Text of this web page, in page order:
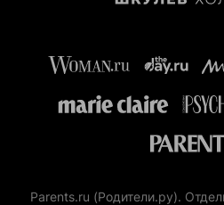
Parents.ru (Родители.ру).